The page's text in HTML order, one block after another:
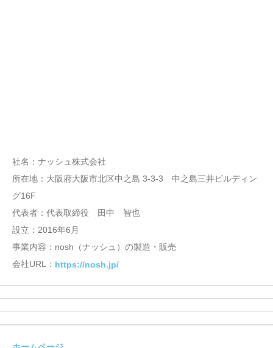
社名：ナッシュ株式会社
所在地：大阪府大阪市北区中之島 3-3-3 中之島三井ビルディン
グ16F
代表者：代表取締役 田中 智也
設立：2016年6月
事業内容：nosh（ナッシュ）の製造・販売
会社URL： https://nosh.jp/